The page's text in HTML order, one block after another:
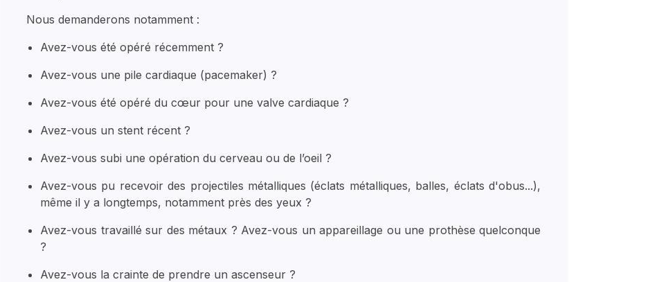
Nous demanderons notamment :
Avez-vous été opéré récemment ?
Avez-vous une pile cardiaque (pacemaker) ?
Avez-vous été opéré du cœur pour une valve cardiaque ?
Avez-vous un stent récent ?
Avez-vous subi une opération du cerveau ou de l’oeil ?
Avez-vous pu recevoir des projectiles métalliques (éclats métalliques, balles, éclats d'obus...),
même il y a longtemps, notamment près des yeux ?
Avez-vous travaillé sur des métaux ? Avez-vous un appareillage ou une prothèse quelconque
?
Avez-vous la crainte de prendre un ascenseur ?